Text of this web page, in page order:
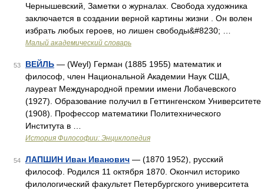
Чернышевский, Заметки о журналах. Свобода художника
заключается в создании верной картины жизни . Он волен
избрать любых героев, но лишен свободы&#8230; …
Малый академический словарь
53 ВЕЙЛЬ — (Weyl) Герман (1885 1955) математик и
философ, член Национальной Академии Наук США,
лауреат Международной премии имени Лобачевского
(1927). Образование получил в Геттингенском Университете
(1908). Профессор математики Политехнического
Института в …
История Философии: Энциклопедия
54 ЛАПШИН Иван Иванович — (1870 1952), русский
философ. Родился 11 октября 1870. Окончил историко
филологический факультет Петербургского университета